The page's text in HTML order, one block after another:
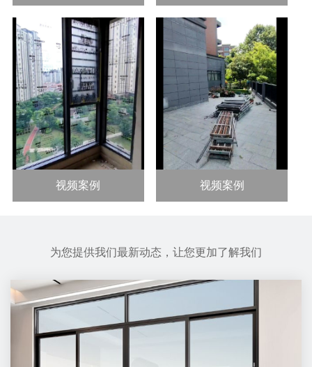
视频案例 视频案例
为您提供我们最新动态，让您更加了解我们